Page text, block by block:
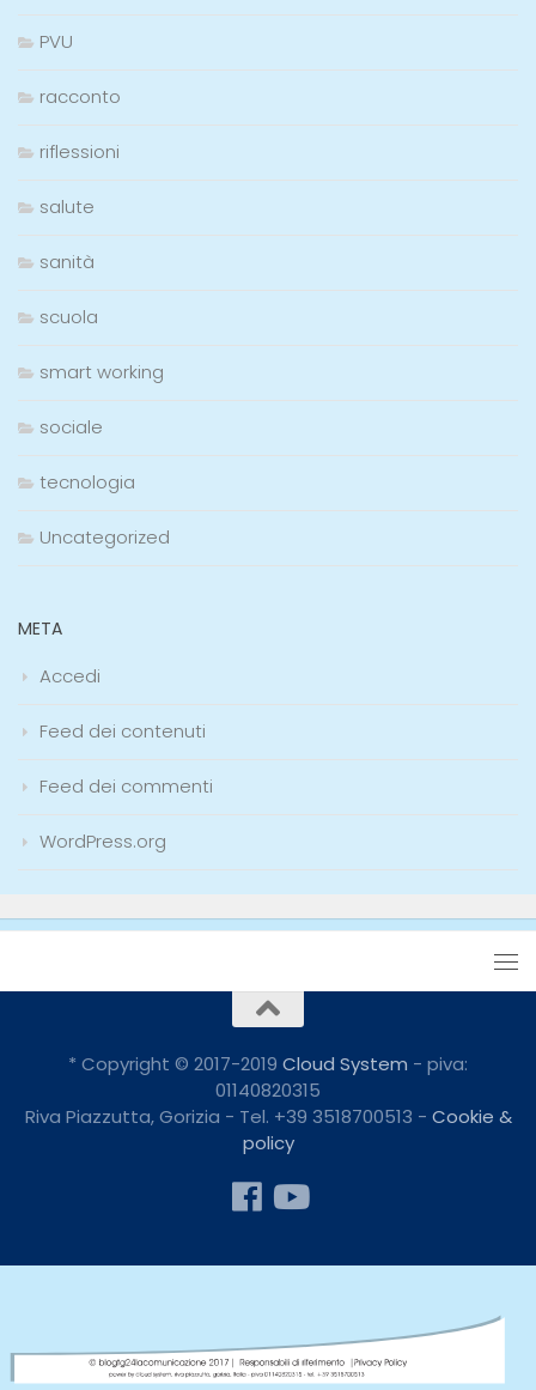
PVU
racconto
riflessioni
salute
sanità
scuola
smart working
sociale
tecnologia
Uncategorized
META
Accedi
Feed dei contenuti
Feed dei commenti
WordPress.org
* Copyright © 2017-2019 Cloud System - piva:
01140820315
Riva Piazzutta, Gorizia - Tel. +39 3518700513 - Cookie &
policy